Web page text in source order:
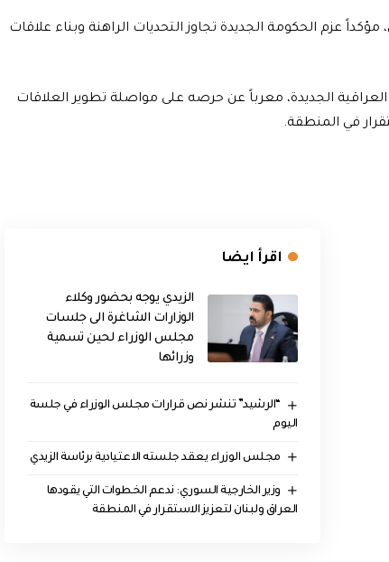
عزم الحكومة الجديدة تجاوز التحديات الراهنة وبناء علاقات
الجديدة، معرباً عن حرصه على مواصلة تطوير العلاقات
في المنطقة.
اقرأ ايضا
الزيدي يوجه بحضور وكلاء
الوزارات الشاغرة الى جلسات
مجلس الوزراء لحين تسمية
وزرائها
“الرشيد” تنشر نص قرارات مجلس الوزراء في جلسة
اليوم
مجلس الوزراء يعقد جلسته الاعتيادية برئاسة الزيدي
وزير الخارجية السوري: ندعم الخطوات التي يقودها
العراق ولبنان لتعزيز الاستقرار في المنطقة